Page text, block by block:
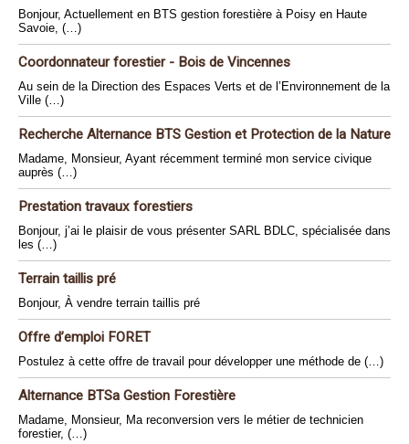
Bonjour, Actuellement en BTS gestion forestière à Poisy en Haute
Savoie, (…)
Coordonnateur forestier - Bois de Vincennes
Au sein de la Direction des Espaces Verts et de l’Environnement de la
Ville (…)
Recherche Alternance BTS Gestion et Protection de la Nature
Madame, Monsieur, Ayant récemment terminé mon service civique
auprès (…)
Prestation travaux forestiers
Bonjour, j’ai le plaisir de vous présenter SARL BDLC, spécialisée dans
les (…)
Terrain taillis pré
Bonjour, À vendre terrain taillis pré
Offre d’emploi FORET
Postulez à cette offre de travail pour développer une méthode de (…)
Alternance BTSa Gestion Forestière
Madame, Monsieur, Ma reconversion vers le métier de technicien
forestier, (…)